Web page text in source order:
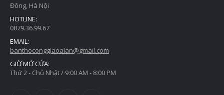
Đông, Hà Nội
HOTLINE:
0879.36.99.67
EMAIL:
banthoconggiaoalan@gmail.com
GIỜ MỞ CỬA:
Thứ 2 - Chủ Nhật / 9:00 AM - 8:00 PM